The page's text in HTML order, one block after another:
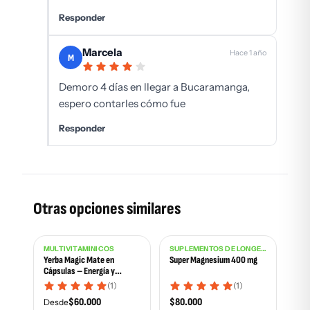
Responder
M Marcela Hace 1 año
Demoro 4 días en llegar a Bucaramanga,
espero contarles cómo fue
Responder
Otras opciones similares
MULTIVITAMÍNICOS
Yerba Magic Mate en
Cápsulas – Energía y
Enfoque Natural
(1)
Desde$60.000
SUPLEMENTOS DE LONGEVIDAD
Super Magnesium 400 mg
(1)
$80.000